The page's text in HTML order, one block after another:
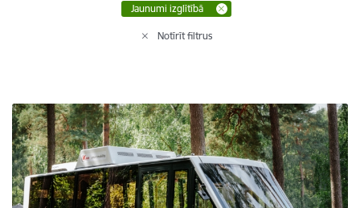
Jaunumi izglītībā
Notīrīt filtrus